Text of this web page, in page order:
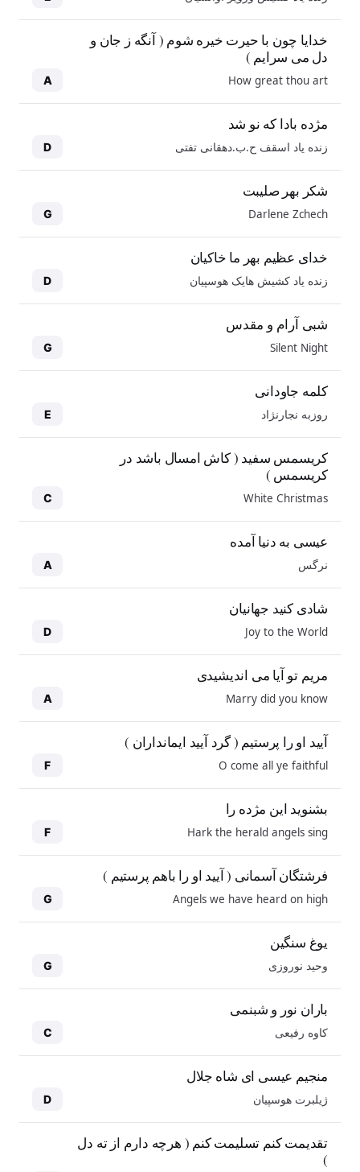
خدایا چون با حیرت خیره شوم ( آنگه ز جان و
دل می سرایم )
How great thou art
A
مژده بادا که نو شد
زنده یاد اسقف ح.ب.دهقانی تفتی D
شکر بهر صلیبت
Darlene Zchech
G
خدای عظیم بهر ما خاکیان
زنده یاد کشیش هایک هوسپیان D
شبی آرام و مقدس
Silent Night
G
کلمه جاودانی
روزبه نجارنژاد E
کریسمس سفید ( کاش امسال باشد در
کریسمس )
White Christmas
C
عیسی به دنیا آمده
نرگس A
شادی کنید جهانیان
Joy to the World
D
مریم تو آیا می اندیشیدی
Marry did you know
A
آیید او را پرستیم ( گرد آیید ایمانداران )
O come all ye faithful
F
بشنوید این مژده را
Hark the herald angels sing
F
فرشتگان آسمانی ( آیید او را باهم پرستیم )
Angels we have heard on high
G
یوغ سنگین
وحید نوروزی G
باران نور و شبنمی
کاوه رفیعی C
منجیم عیسی ای شاه جلال
ژیلبرت هوسپیان D
تقدیمت کنم تسلیمت کنم ( هرچه دارم از ته دل
)